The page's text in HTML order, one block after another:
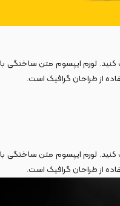
کنید. لورم ایپسوم متن ساختگی با
از طراحان گرافیک است.
کنید. لورم ایپسوم متن ساختگی با
از طراحان گرافیک است.